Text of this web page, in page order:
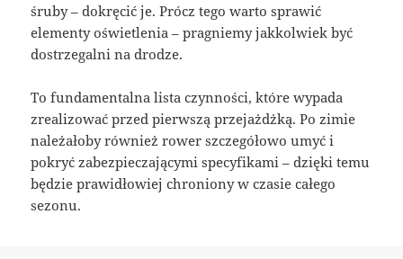
śruby – dokręcić je. Prócz tego warto sprawić
elementy oświetlenia – pragniemy jakkolwiek być
dostrzegalni na drodze.
To fundamentalna lista czynności, które wypada
zrealizować przed pierwszą przejażdżką. Po zimie
należałoby również rower szczegółowo umyć i
pokryć zabezpieczającymi specyfikami – dzięki temu
będzie prawidłowiej chroniony w czasie całego
sezonu.